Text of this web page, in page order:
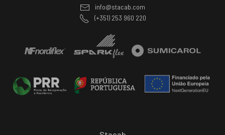
info@stacab.com
(+351) 253 960 220